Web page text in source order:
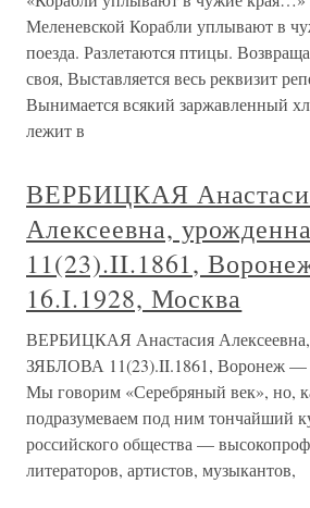
Меленевской Корабли уплывают в
поезда. Разлетаются птицы.
своя, Выставляется весь реквизит
Вынимается всякий заржавленный
лежит в
ВЕРБИЦКАЯ
Алексеевна,
11(23).II.1861,
16.I.1928, Москва
ВЕРБИЦКАЯ Анастасия
ЗЯБЛОВА 11(23).II.1861, Воронеж —
Мы говорим «Серебряный век», но,
подразумеваем под ним тончайший
российского общества —
литераторов, артистов, музыкантов,